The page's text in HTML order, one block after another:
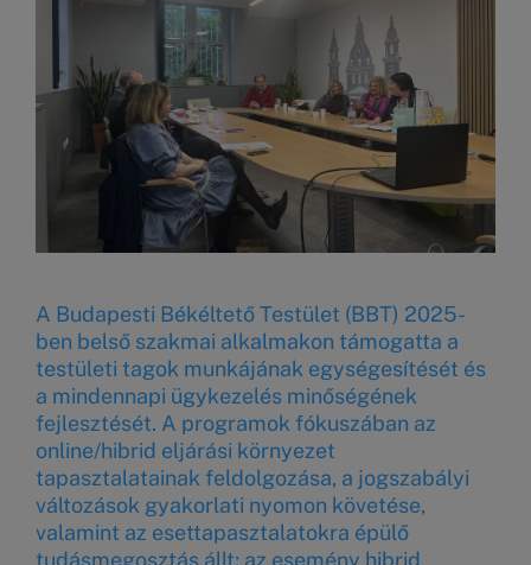
A Budapesti Békéltető Testület (BBT) 2025-
ben belső szakmai alkalmakon támogatta a
testületi tagok munkájának egységesítését és
a mindennapi ügykezelés minőségének
fejlesztését. A programok fókuszában az
online/hibrid eljárási környezet
tapasztalatainak feldolgozása, a jogszabályi
változások gyakorlati nyomon követése,
valamint az esettapasztalatokra épülő
tudásmegosztás állt; az esemény hibrid